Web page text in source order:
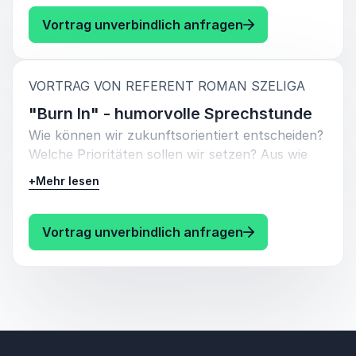
an.
Hören Sie mehr über die emotionalen
tägliche Kommunikation! Ein Plädoyer, das
(Berufs)Leben mit Leichtigkeit zu meistern und
dabei den Spaß als Turboantrieb zu nutzen!
Vortrag unverbindlich anfragen: Roman Szeliga
VORTRAG VON REFERENT ROMAN SZELIGA
"Burn In" - humorvolle Sprechstunde
Wie können wir zukunftsorientiert entscheiden?
Welche Prioritäten sollen wir setzen? Aus wie
vielen Fehlbesetzungen besteht meine
Abteilung? Und habe ich mich selbst mitgezählt?
In einer humorvollen Sprechstunde verraten sie
Führungskräften und Mitarbeitern
hochwirksame Rezepte, wie man in einer Phase
kompletter Unsicherheit handlungsfähig und
+Mehr lesen
Vortrag unverbindlich anfragen: Roman Szeliga